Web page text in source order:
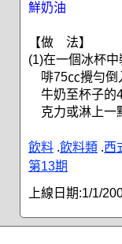
鮮奶油
【做 法】
(1)在一個冰杯
啡75㏄攪勻
牛奶至杯子的
克力或淋上一
飲料 .飲料類 .西
第13期
上線日期:1/1/